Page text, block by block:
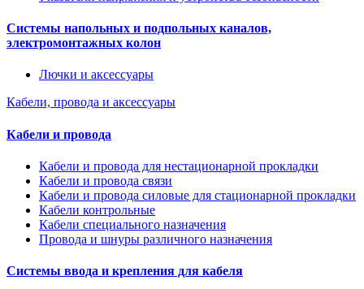
Системы напольных и подпольных каналов,
электромонтажных колон
Лючки и аксессуары
Кабели, провода и аксессуары
Кабели и провода
Кабели и провода для нестационарной прокладки
Кабели и провода связи
Кабели и провода силовые для стационарной прокладки
Кабели контрольные
Кабели специального назначения
Провода и шнуры различного назначения
Системы ввода и крепления для кабеля